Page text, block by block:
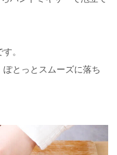
。
とっとスムーズに落ち